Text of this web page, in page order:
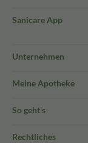
Sanicare App
Unternehmen
Meine Apotheke
So geht's
Rechtliches